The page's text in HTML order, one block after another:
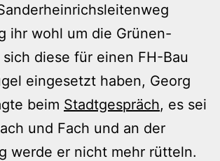
ihr wohl um die Grünen-
diese für einen FH-Bau
eingesetzt haben, Georg
beim Stadtgespräch, es sei
und Fach und an der
werde er nicht mehr rütteln.